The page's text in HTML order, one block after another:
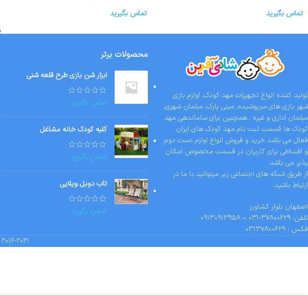
تماس بگیرید
تماس بگیرید
تولید کننده انواع تجهیزات مهد کودک, لوازم بازی
شهر بازی های سرپوشیده, مینی پارک, مبلمان شهری,
مبلمان اداری و غیره . همچنین برای ساماندهی مهد
کودک ها قسمت ثبت نام مهد کودک های ایران
فعال می باشد خرید و فروش انواع لوازم دست دوم
و اقساطی برای کاربران در قسمت مخصوص امکان
پذیر می باشد.
از طریق شبکه های اجتماعی زیر میتوانید با ما در
ارتباط باشید.
اصفهان بلوار کشاورز
تلفن: ۳۷۸۰۰۶۲۹-۰۳۱ – ۰۹۱۳۰۹۱۳۹۵۸
فکس : ۰۳۱۳۷۸۰۰۶۲۹
محصولات برتر
ابزار شن بازی طرح قلعه شنی
تماس بگیرید
کلبه کودک خانه مشاغل
تماس بگیرید
تاب دوبل ویلایی
تماس بگیرید
2016-2021